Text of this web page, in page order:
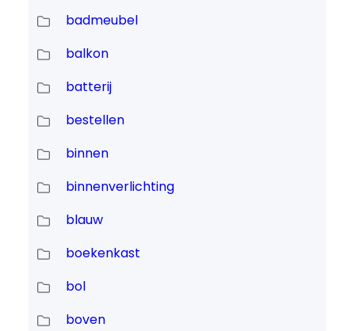
badmeubel
balkon
batterij
bestellen
binnen
binnenverlichting
blauw
boekenkast
bol
boven